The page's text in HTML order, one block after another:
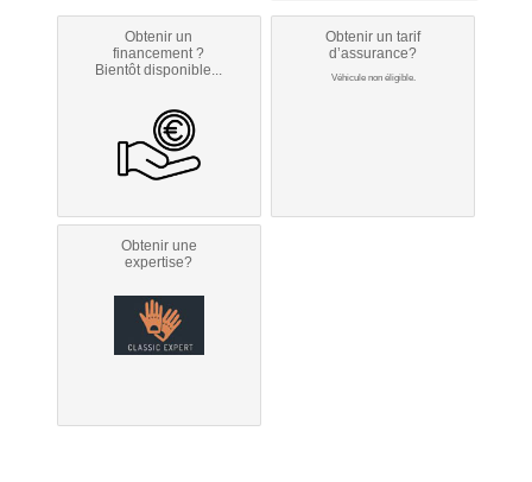
Obtenir un
financement ?
Bientôt disponible...
Obtenir un tarif
d’assurance?
Véhicule non éligible.
Obtenir une
expertise?